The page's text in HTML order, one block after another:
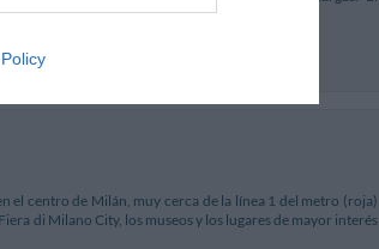
el centro de Milán, muy cerca de la línea 1 del metro (roja)
di Milano City, los museos y los lugares de mayor interés